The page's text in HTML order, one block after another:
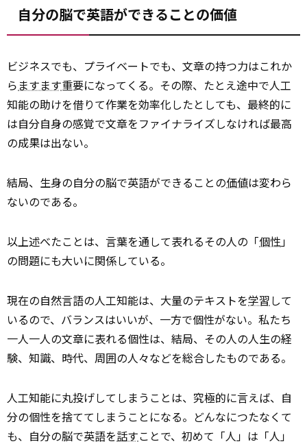
自分の脳で英語ができることの価値
ビジネスでも、プライベートでも、文章の持つ力はこれか
ら ますます重要になってくる。その際、たとえ途中で人工
知能の助けを借りて作業を効率化したとしても、最終的に
は自分自身の感覚で文章をファイナライズしなければ最高
の成果は出ない。
結局、生身の自分の脳で英語ができることの価値は変わら
ないのである。
以上述べたことは、言葉を通して表れるその人の「個性」
の問題にも大いに関係している。
現在の自然言語の人工知能は、大量のテキストを学習して
いるので、バランスはいいが、一方で個性がない。私たち
一人一人の文章に表れる個性は、結局、その人の人生の経
験、知識、時代、周囲の人々などを総合したものである。
人工知能に丸投げしてしまうことは、究極的に言えば、自
分の個性を捨ててしまうことになる。どんなにつたなくて
も、自分の脳で英語を話すことで、初めて「人」は「人」